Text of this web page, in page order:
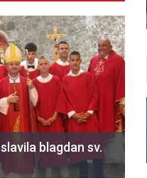
blagdan sv.